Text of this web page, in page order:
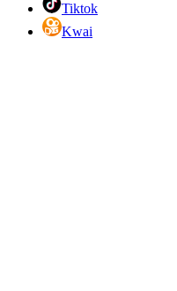
Tiktok
Kwai